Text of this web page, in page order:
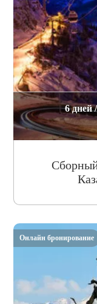
6 дней
Онлайн бронирование